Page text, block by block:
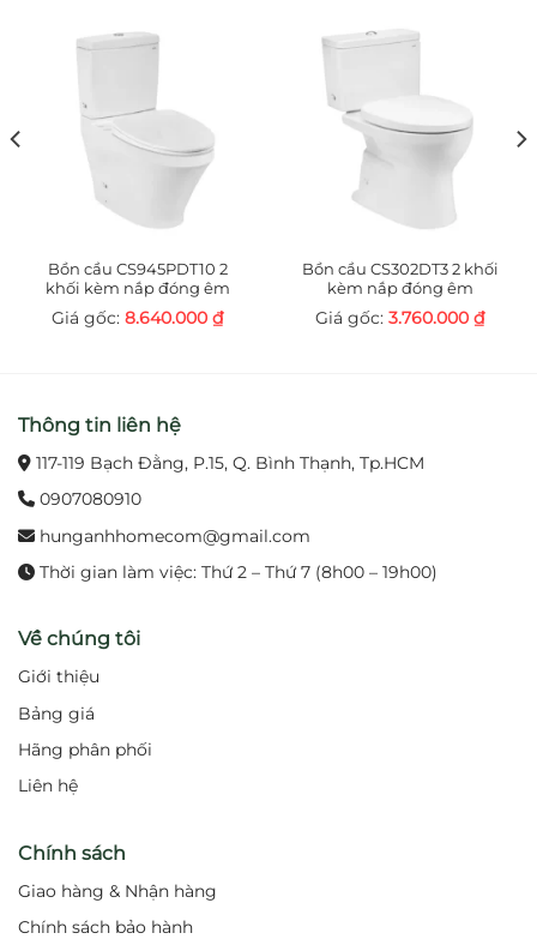
2. Đặc điểm nổi bật
mạ crom sáng bóng, chống gỉ sét và hạn chế bám
bẩn. Sản phẩm được tối ưu để mang lại lưu lượng
nước ổn định, mạnh mẽ và êm ái, giúp làm đầy bồn
nhanh chóng.
kết hợp cùng nhiều loại bồn tắm và phong cách
phòng tắm hiện đại.
êm ái.
Chất liệu bền chắc:
Thiết kế sang trọng:Kiểu dáng tinh tế, phù hợp
Dễ vệ sinh:
Ứng dụng đa dạng:
spa cao cấp.
6. Bản vẽ kỹ thuật 2D vòi xả bồn tắm TBS02001B
Bồn cầu CS945PDT10 2
khối kèm nắp đóng êm
8.640.000 ₫
Bồn cầu CS302DT3 2 khối
kèm nắp đóng êm
3.760.000 ₫
Thông tin liên hệ
117-119 Bạch Đằng, P.15, Q. Bình Thạnh, Tp.HCM
0907080910
hunganhhomecom@gmail.com
Thời gian làm việc: Thứ 2 – Thứ 7 (8h00 – 19h00)
Về chúng tôi
Giới thiệu
Bảng giá
Hãng phân phối
Liên hệ
Chính sách
Giao hàng & Nhận hàng
Chính sách bảo hành